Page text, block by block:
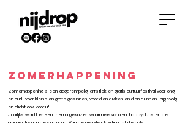
ZOMERHAPPENING
Zomerhappening is een laagdrempelig, artistiek en gratis cultuurfestival voor jong
en oud, voor kleine en grote gezinnen, voor den dikken en den dunnen, bijgevolg
én allicht ook voor u!
Jaarlijks wordt er een thema gekozen waarmee scholen, hobbyclubs en de